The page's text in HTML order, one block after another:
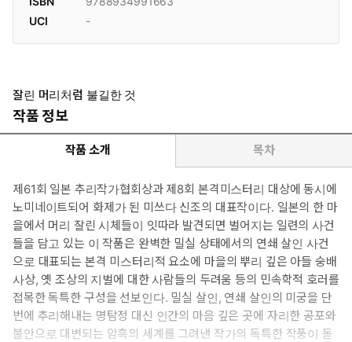
UCI
-
잘린 머리처럼 불길한 것
작품 정보
작품 소개 목차
제61회 일본 추리작가협회상과 제8회 본격미스터리 대상에 동시에
노미네이트되어 화제가 된 미쓰다 신조의 대표작이다. 일본의 한 마
을에서 머리 잘린 시체들이 잇따라 발견되면 벌어지는 일련의 사건
들을 담고 있는 이 작품은 완벽한 밀실 상태에서의 연쇄 살인 사건
으로 대표되는 본격 미스터리적 요소에 마을의 뿌리 깊은 아들 숭배
사상, 옛 조상의 지벌에 대한 사람들의 두려움 등의 민속학적 호러를
접목한 독특한 구성을 선보인다. 밀실 살인, 연쇄 살인의 미궁을 단
번에 추리해내는 명탐정 대신 인간의 마음 깊은 곳에 자리한 공포와
불안으로 대변되는 암흑의 세계를 그려낸 작가의 독특한 작풍이 돋